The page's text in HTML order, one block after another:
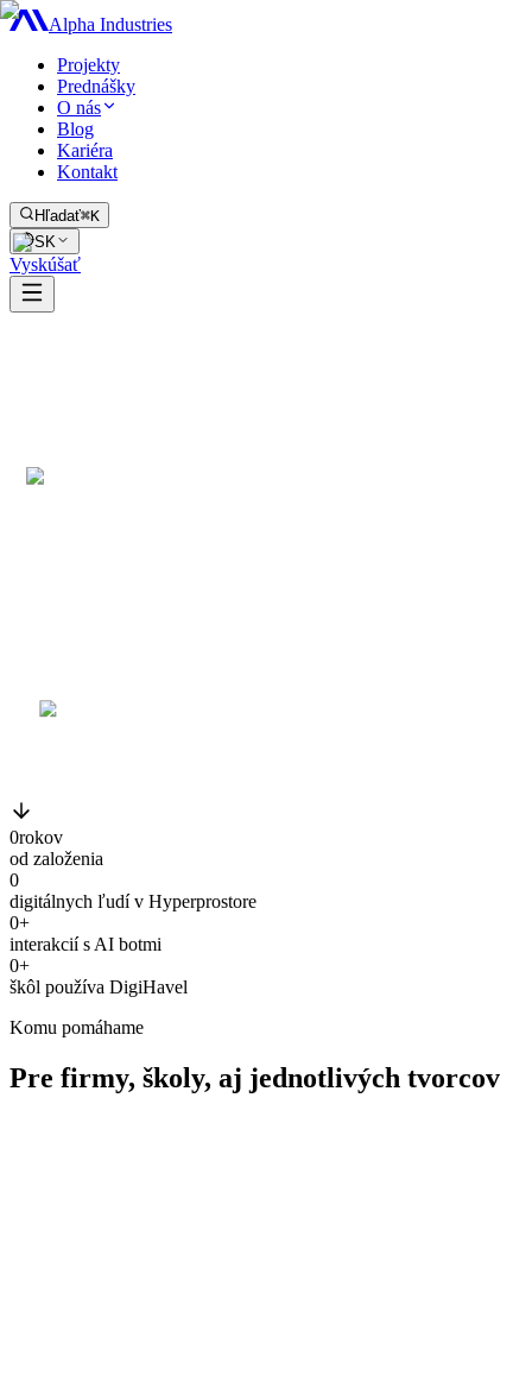
Alpha Industries
Projekty
Prednášky
O nás
Blog
Kariéra
Kontakt
Hľadať⌘K
SK
Vyskúšať
0rokov
od založenia
0
digitálnych ľudí v Hyperprostore
0+
interakcií s AI botmi
0+
škôl používa DigiHavel
Komu pomáhame
Pre firmy, školy, aj jednotlivých tvorcov